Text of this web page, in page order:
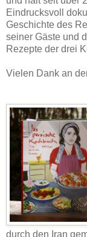
Eindrucksvoll
Geschichte des
seiner Gäste und
Rezepte der drei
Vielen Dank an
durch den Iran